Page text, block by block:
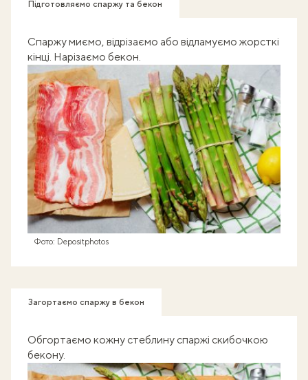
Підготовляємо спаржу та бекон
Спаржу миємо, відрізаємо або відламуємо жорсткі
кінці. Нарізаємо бекон.
Фото: Depositphotos
Загортаємо спаржу в бекон
Обгортаємо кожну стеблину спаржі скибочкою
бекону.